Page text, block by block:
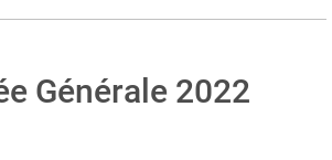
Générale 2022